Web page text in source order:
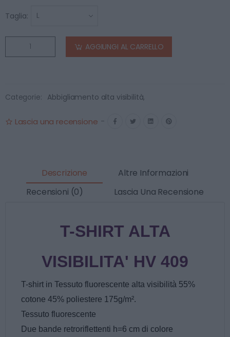
Taglia:
AGGIUNGI AL CARRELLO
Categorie: Abbigliamento alta visibilità,
Lascia una recensione -
Descrizione
Altre Informazioni
Recensioni (0)
Lascia Una Recensione
T-SHIRT ALTA
VISIBILITA' HV 409
T-shirt in Tessuto fluorescente alta visibilità 55%
cotone 45% poliestere 175g/m².
Tessuto fluorescente
Due bande retroriflettenti h=6 cm di colore